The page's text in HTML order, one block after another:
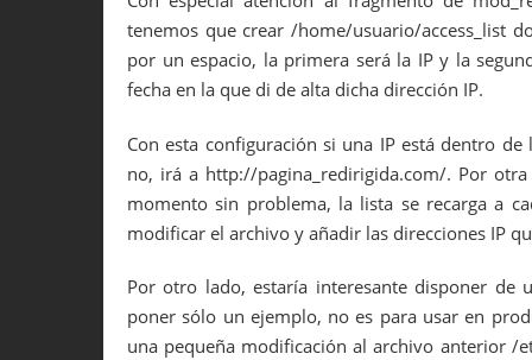
20
21
22
Options Indexes
AllowOverride All
Order allow,deny
allow from all
tenemos que crear /home/usuario/access_list
por un espacio, la primera será la IP y la
fecha en la que di de alta dicha dirección IP.
Con esta configuración si una IP está dentro
no, irá a http://pagina_redirigida.com/. Por
momento sin problema, la lista se recarga a
modificar el archivo y añadir las direcciones IP
Por otro lado, estaría interesante disponer de
poner sólo un ejemplo, no es para usar en
una pequeña modificación al archivo anterior /